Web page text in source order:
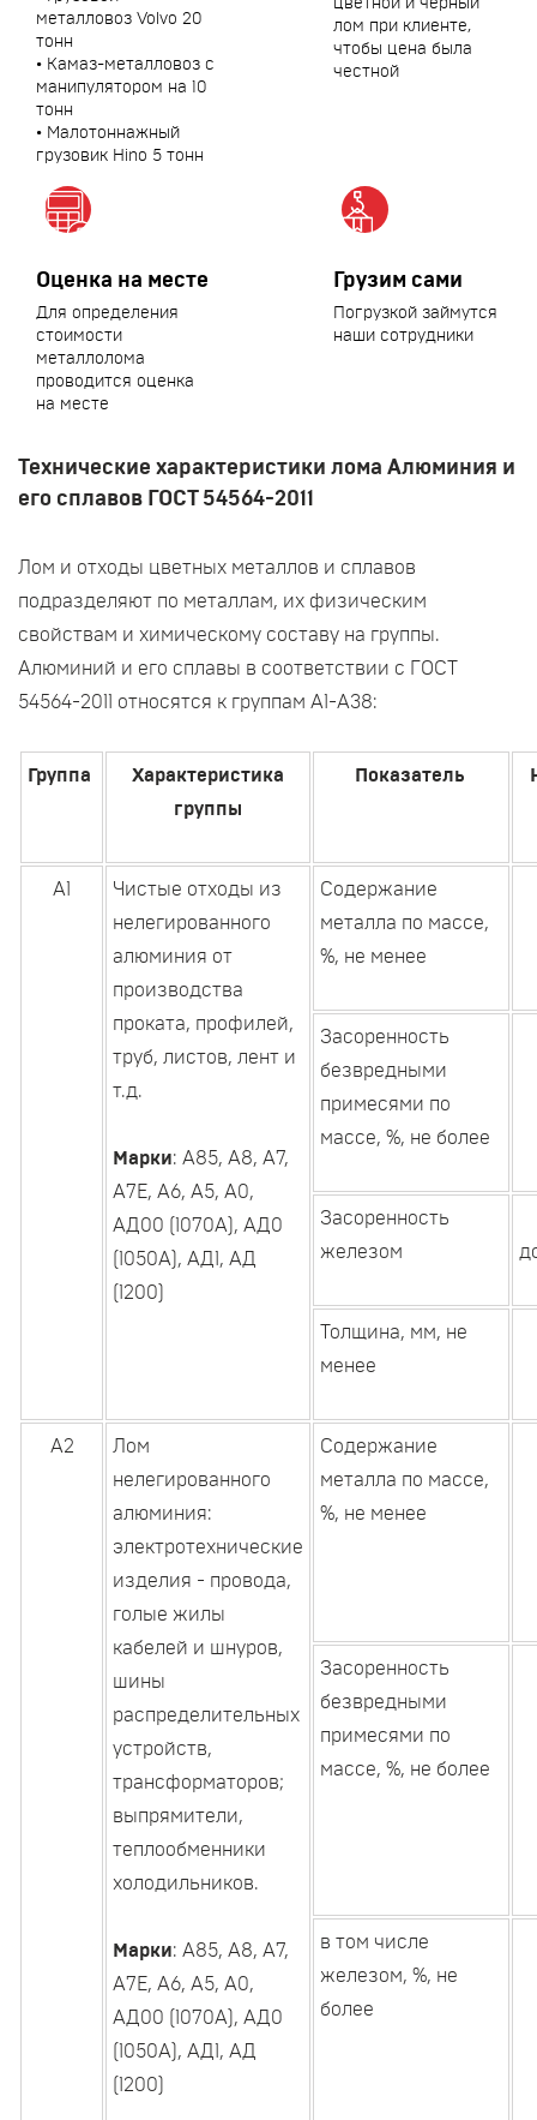
металловоз Volvo 20
тонн
• Камаз-металловоз с
манипулятором на 10
тонн
• Малотоннажный
грузовик Hino 5 тонн
цветной и черный
лом при клиенте,
чтобы цена была
честной
Оценка на месте
Для определения
стоимости
металлолома
проводится оценка
на месте
Грузим сами
Погрузкой займутся
наши сотрудники
Технические характеристики лома Алюминия и
его сплавов ГОСТ 54564-2011
Лом и отходы цветных металлов и сплавов
подразделяют по металлам, их физическим
свойствам и химическому составу на группы.
Алюминий и его сплавы в соответствии с ГОСТ
54564-2011 относятся к группам А1-А38:
Группа
Характеристика
группы
Показатель
А1
Чистые отходы из
нелегированного
алюминия от
производства
проката, профилей,
труб, листов, лент и
т.д.
Марки: А85, А8, А7,
А7Е, А6, А5, А0,
АД00 (1070А), АД0
(1050А), АД1, АД
(1200)
Содержание
металла по массе,
%, не менее
Засоренность
безвредными
примесями по
массе, %, не более
Засоренность
железом
Толщина, мм, не
менее
А2
Лом
нелегированного
алюминия:
электротехнические
изделия - провода,
голые жилы
кабелей и шнуров,
шины
распределительных
устройств,
трансформаторов;
выпрямители,
теплообменники
холодильников.
Марки: А85, А8, А7,
А7Е, А6, А5, А0,
АД00 (1070А), АД0
(1050А), АД1, АД
(1200)
Содержание
металла по массе,
%, не менее
Засоренность
безвредными
примесями по
массе, %, не более
в том числе
железом, %, не
более